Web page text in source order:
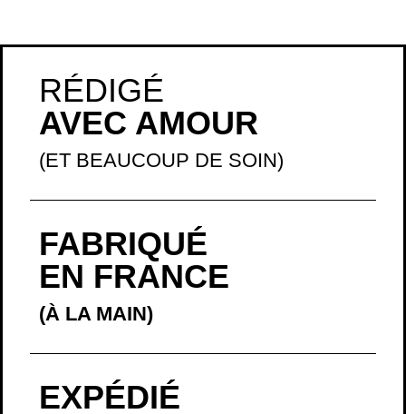
RÉDIGÉ
AVEC AMOUR
(ET BEAUCOUP DE SOIN)
FABRIQUÉ
EN FRANCE
(À LA MAIN)
EXPÉDIÉ